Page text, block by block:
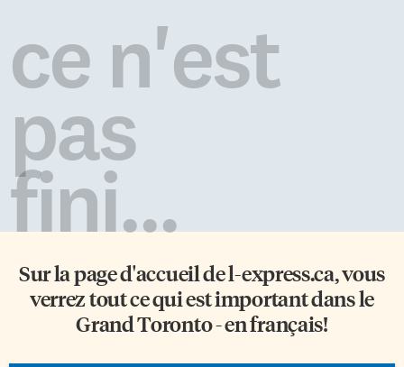
ce n'est
pas
fini...
Sur la page d'accueil del-express.ca, vous
verrez tout ce qui est important dans le
Grand Toronto - en français!